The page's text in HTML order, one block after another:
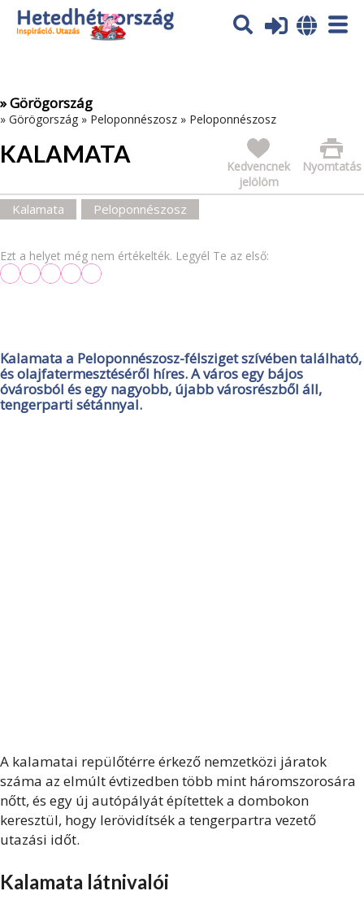
Az oldal sütiket (cookies) használ. További tájékoztatás itt:
Adatvédelmi tájékoztató
» Görögország
» Görögország » Peloponnészosz » Peloponnészosz
KALAMATA Nyomtatás
Kedvencnek
jelölöm
Kalamata Peloponnészosz
Ezt a helyet még nem értékelték. Legyél Te az első:
Kalamata a Peloponnészosz-félsziget szívében található,
és olajfatermesztéséről híres. A város egy bájos
óvárosból és egy nagyobb, újabb városrészből áll,
tengerparti sétánnyal.
A kalamatai repülőtérre érkező nemzetközi járatok
száma az elmúlt évtizedben több mint háromszorosára
nőtt, és egy új autópályát építettek a dombokon
keresztül, hogy lerövidítsék a tengerpartra vezető
utazási időt.
Kalamata látnivalói